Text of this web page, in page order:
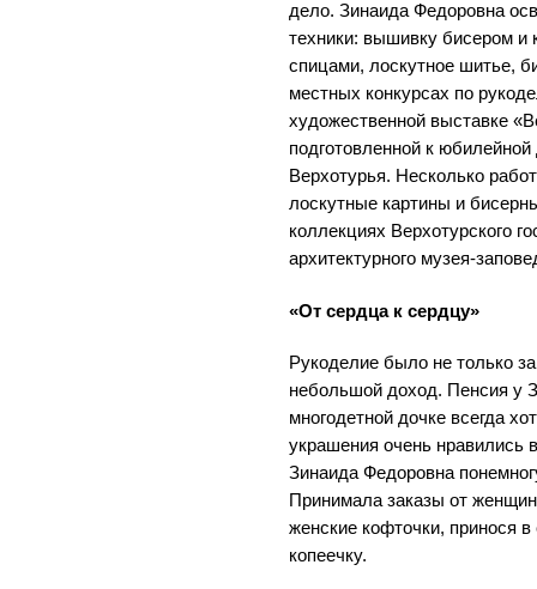
дело. Зинаида Федоровна
техники: вышивку бисером и
спицами, лоскутное шитье,
местных конкурсах по
художественной выставке
подготовленной к
Верхотурья. Несколько
лоскутные картины и
коллекциях Верхотурского
архитектурного музея-
«От сердца к сердцу»
Рукоделие было не только
небольшой доход. Пенсия у
многодетной дочке всегда
украшения очень нравились
Зинаида Федоровна
Принимала заказы от
женские кофточки, принося
копеечку.